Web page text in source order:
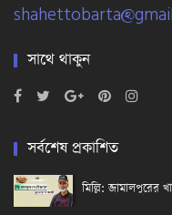
সাথে থাকুন
সর্বশেষ প্রকাশিত
মিল্লি: জামালপুরের